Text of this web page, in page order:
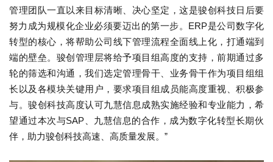
管理团队一直以来目标清晰、决心坚定，这是骏创科技日后要
努力成为规模化企业必须要迈出的第一步。ERP是公司数字化
转型的核心，将帮助公司线下管理流程全面线上化，打通端到
端的壁垒。骏创管理层将给予项目组高度的支持，前期通过多
轮的筛选和沟通，我们选定管理骨干、业务骨干作为项目组组
长以及各模块关键用户，要求项目组成员能高度重视、积极参
与。骏创科技高度认可九慧信息成熟实施经验和专业能力，希
望通过本次与SAP、九慧信息的合作，成为数字化转型长期伙
伴，助力骏创科技高速、高质量发展。”